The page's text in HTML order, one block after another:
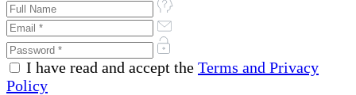
I have read and accept the Terms and Privacy
Policy